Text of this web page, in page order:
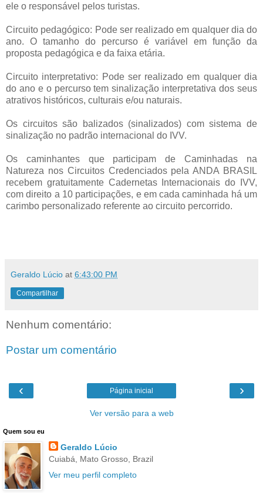
ele o responsável pelos turistas.
Circuito pedagógico: Pode ser realizado em qualquer dia do
ano. O tamanho do percurso é variável em função da
proposta pedagógica e da faixa etária.
Circuito interpretativo: Pode ser realizado em qualquer dia
do ano e o percurso tem sinalização interpretativa dos seus
atrativos históricos, culturais e/ou naturais.
Os circuitos são balizados (sinalizados) com sistema de
sinalização no padrão internacional do IVV.
Os caminhantes que participam de Caminhadas na
Natureza nos Circuitos Credenciados pela ANDA BRASIL
recebem gratuitamente Cadernetas Internacionais do IVV,
com direito a 10 participações, e em cada caminhada há um
carimbo personalizado referente ao circuito percorrido.
Geraldo Lúcio at 6:43:00 PM
Compartilhar
Nenhum comentário:
Postar um comentário
‹ ›
Página inicial
Ver versão para a web
Quem sou eu
Geraldo Lúcio
Cuiabá, Mato Grosso, Brazil
Ver meu perfil completo